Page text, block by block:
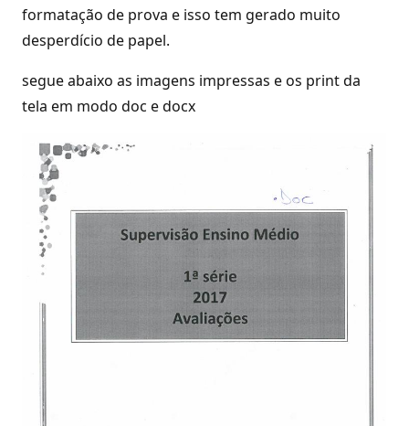
formatação de prova e isso tem gerado muito
desperdício de papel.
segue abaixo as imagens impressas e os print da
tela em modo doc e docx